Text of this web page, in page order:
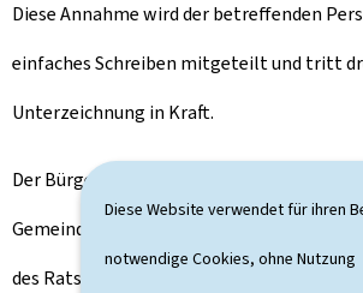
Diese Website verwendet für ihren
notwendige Cookies, ohne Nutzung
Diese Annahme wird der betreffenden
einfaches Schreiben mitgeteilt und tritt
Unterzeichnung in Kraft.
Der Bürgermeister der betreffenden
Gemeinderat in seiner nächsten Sitzung
des Ratsmitglieds.